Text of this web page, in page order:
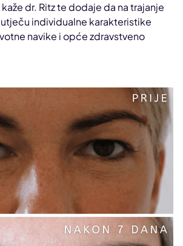
dr. Ritz te dodaje da na trajanje
individualne karakteristike
navike i opće zdravstveno